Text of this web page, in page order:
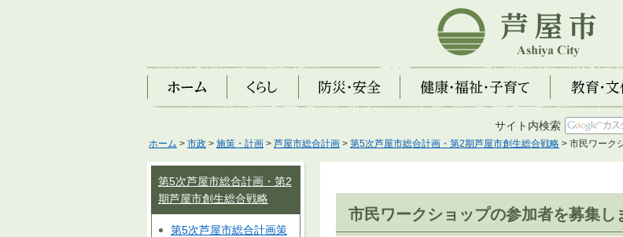
芦屋市
ホーム くらし 防災・安全 健康・福祉・子育て 教育・文化・
サイト内検索
ホーム > 市政 > 施策・計画 > 芦屋市総合計画 > 第5次芦屋市総合計画・第2期芦屋市創生総合戦略 > 市民ワーク
第5次芦屋市総合計画・第2
期芦屋市創生総合戦略
第5次芦屋市総合計画策
市民ワークショップの参加者を募集